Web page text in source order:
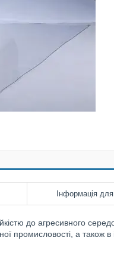
Інформація
до агресивного
промисловості, а також